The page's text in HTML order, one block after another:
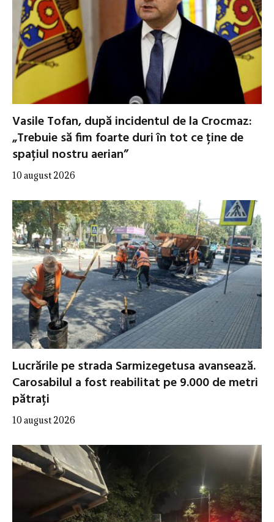
Vasile Tofan, după incidentul de la Crocmaz:
„Trebuie să fim foarte duri în tot ce ține de
spațiul nostru aerian”
10 august 2026
Lucrările pe strada Sarmizegetusa avansează.
Carosabilul a fost reabilitat pe 9.000 de metri
pătrați
10 august 2026